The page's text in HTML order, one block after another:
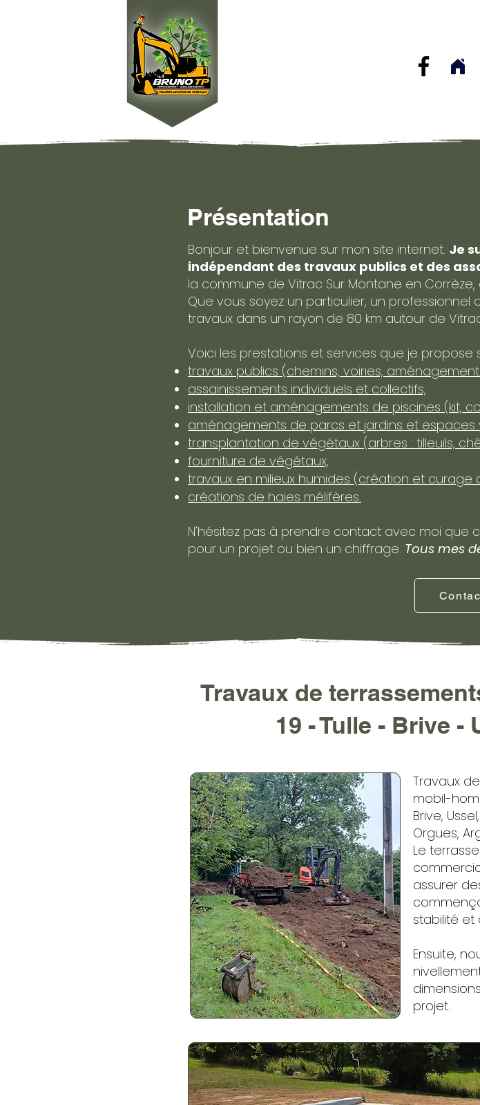
Présentation
Bonjour et bienvenue sur mon site internet. Je
indépendant des travaux publics et des
la commune de Vitrac Sur Montane en
Que vous soyez un particulier, un
travaux dans un rayon de 80 km autour de
Voici les prestations et services que je propose
travaux publics (chemins, voiries,
assainissements individuels et collectifs,
installation et aménagements de piscines (kit,
aménagements de parcs et jardins et espaces
transplantation de végétaux (arbres : tilleuils,
fourniture de végétaux,
travaux en milieux humides (création et curage
créations de haies mélifères.
N'hésitez pas à prendre contact avec moi que
pour un projet ou bien un chiffrage. Tous mes
Travaux de
19 - Tulle - Brive -
Travaux
mobil-
Brive,
Orgues,
Le
assurer
stabilité
Ensuite,
projet.